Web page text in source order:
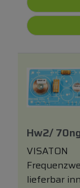
Hw2/
VISATON
lieferbar